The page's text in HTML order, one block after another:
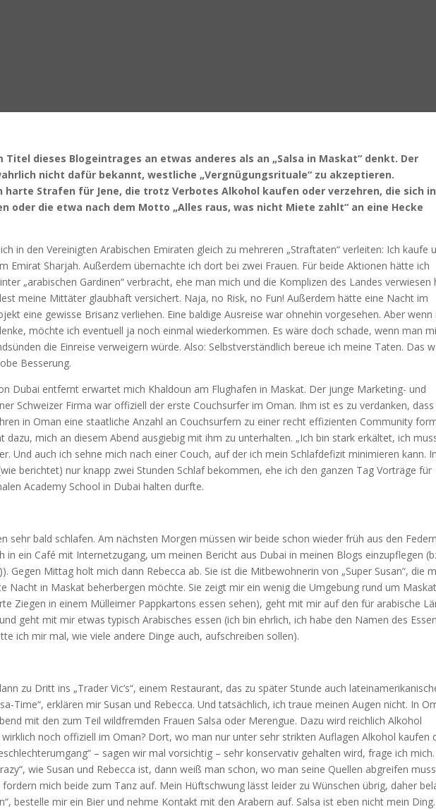
Titel dieses Blogeintrages an etwas anderes als an „Salsa in Maskat“ denkt. Der
nicht dafür bekannt, westliche „Vergnügungsrituale“ zu akzeptieren.
harte Strafen für Jene, die trotz Verbotes Alkohol kaufen oder verzehren, die sich
oder die etwa nach dem Motto „Alles raus, was nicht Miete zahlt“ an eine Hecke
in den Vereinigten Arabischen Emiraten gleich zu mehreren „Straftaten“ verleiten: Ich kaufe
Emirat Sharjah. Außerdem übernachte ich dort bei zwei Frauen. Für beide Aktionen hätte ich
„arabischen Gardinen“ verbracht, ehe man mich und die Komplizen des Landes verwiesen
meine Mittäter glaubhaft versichert. Naja, no Risk, no Fun! Außerdem hätte eine Nacht im
eine gewisse Brisanz verliehen. Eine baldige Ausreise war ohnehin vorgesehen. Aber wenn
möchte ich eventuell ja noch einmal wiederkommen. Es wäre doch schade, wenn man
die Einreise verweigern würde. Also: Selbstverständlich bereue ich meine Taten. Das
Besserung.
Dubai entfernt erwartet mich Khaldoun am Flughafen in Maskat. Der junge Marketing- und
Schweizer Firma war offiziell der erste Couchsurfer im Oman. Ihm ist es zu verdanken, dass
in Oman eine staatliche Anzahl an Couchsurfern zu einer recht effizienten Community
dazu, mich an diesem Abend ausgiebig mit ihm zu unterhalten. „Ich bin stark erkältet, ich
Und auch ich sehne mich nach einer Couch, auf der ich mein Schlafdefizit minimieren kann.
berichtet) nur knapp zwei Stunden Schlaf bekommen, ehe ich den ganzen Tag Vorträge für
Academy School in Dubai halten durfte.
sehr bald schlafen. Am nächsten Morgen müssen wir beide schon wieder früh aus den
in ein Café mit Internetzugang, um meinen Bericht aus Dubai in meinen Blogs einzupflegen
Gegen Mittag holt mich dann Rebecca ab. Sie ist die Mitbewohnerin von „Super Susan“, die
Nacht in Maskat beherbergen möchte. Sie zeigt mir ein wenig die Umgebung rund um
Ziegen in einem Mülleimer Pappkartons essen sehen), geht mit mir auf den für arabische
geht mit mir etwas typisch Arabisches essen (ich bin ehrlich, ich habe den Namen des Essen
ich mir mal, wie viele andere Dinge auch, aufschreiben sollen).
zu Dritt ins „Trader Vic’s“, einem Restaurant, das zu später Stunde auch
Time“, erklären mir Susan und Rebecca. Und tatsächlich, ich traue meinen Augen nicht. In
mit den zum Teil wildfremden Frauen Salsa oder Merengue. Dazu wird reichlich Alkohol
wirklich noch offiziell im Oman? Dort, wo man nur unter sehr strikten Auflagen Alkohol kaufen
– sagen wir mal vorsichtig – sehr konservativ gehalten wird, frage ich mich.
wie Susan und Rebecca ist, dann weiß man schon, wo man seine Quellen abgreifen
fordern mich beide zum Tanz auf. Mein Hüftschwung lässt leider zu Wünschen übrig, daher
bestelle mir ein Bier und nehme Kontakt mit den Arabern auf. Salsa ist eben nicht mein